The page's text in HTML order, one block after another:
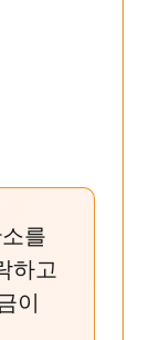
를
하고
이